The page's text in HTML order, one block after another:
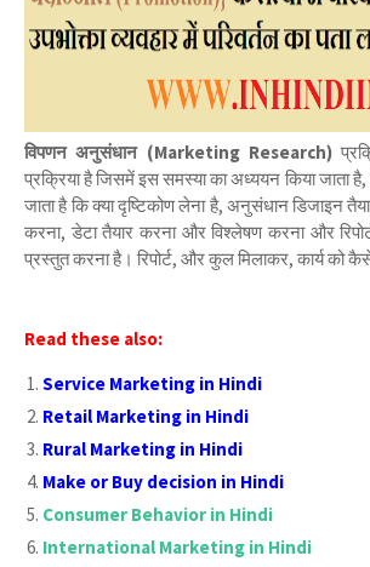
विपणन अनुसंधान (Marketing Research)
प्रक्रिया है जिसमें इस समस्या का अध्ययन किया जाता है,
जाता है कि क्या दृष्टिकोण लेना है, अनुसंधान डिजाइन
करना, डेटा तैयार करना और विश्लेषण करना और
प्रस्तुत करना है। रिपोर्ट, और कुल मिलाकर, कार्य को
Read these also:
Service Marketing in Hindi
Retail Marketing in Hindi
Rural Marketing in Hindi
Make or Buy decision in Hindi
Consumer Behavior in Hindi
International Marketing in Hindi